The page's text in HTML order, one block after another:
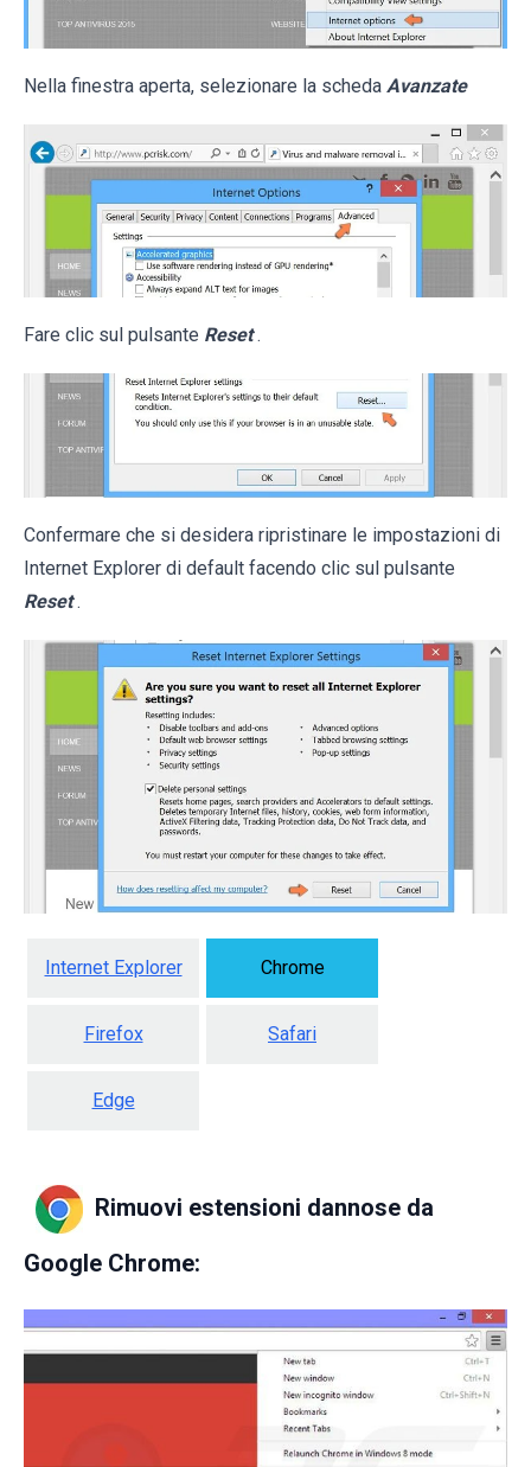
Nella finestra aperta, selezionare la scheda Avanzate
Fare clic sul pulsante Reset .
Confermare che si desidera ripristinare le impostazioni di
Internet Explorer di default facendo clic sul pulsante
Reset .
Internet Explorer Chrome
Firefox Safari
Edge
Rimuovi estensioni dannose da
Google Chrome: